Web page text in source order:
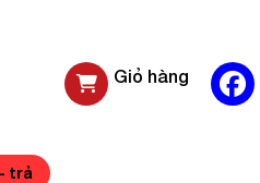
Giỏ hàng
trả